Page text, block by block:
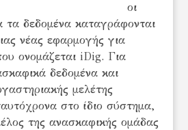
οι
δεδομένα καταγράφονται
νέας εφαρμογής για
ονομάζεται iDig. Για
δεδομένα και
μελέτης
στο ίδιο σύστημα,
της ανασκαφικής ομάδας